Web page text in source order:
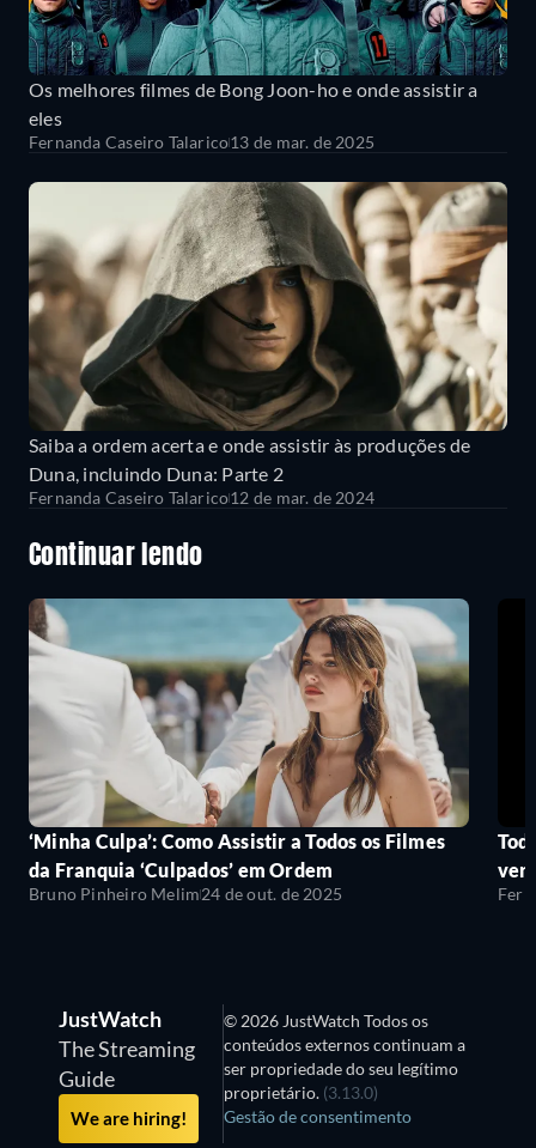
Os melhores filmes de Bong Joon-ho e onde assistir a
eles
Fernanda Caseiro Talarico13 de mar. de 2025
Saiba a ordem acerta e onde assistir às produções de
Duna, incluindo Duna: Parte 2
Fernanda Caseiro Talarico12 de mar. de 2024
Continuar lendo
‘Minha Culpa’: Como Assistir a Todos os Filmes
da Franquia ‘Culpados’ em Ordem
Bruno Pinheiro Melim24 de out. de 2025
ver
JustWatch
The Streaming
Guide
We are hiring!
© 2026 JustWatch Todos os
conteúdos externos continuam a
ser propriedade do seu legítimo
proprietário. (3.13.0)
Gestão de consentimento